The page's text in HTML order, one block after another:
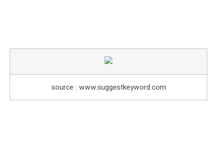
source : www.suggestkeyword.com